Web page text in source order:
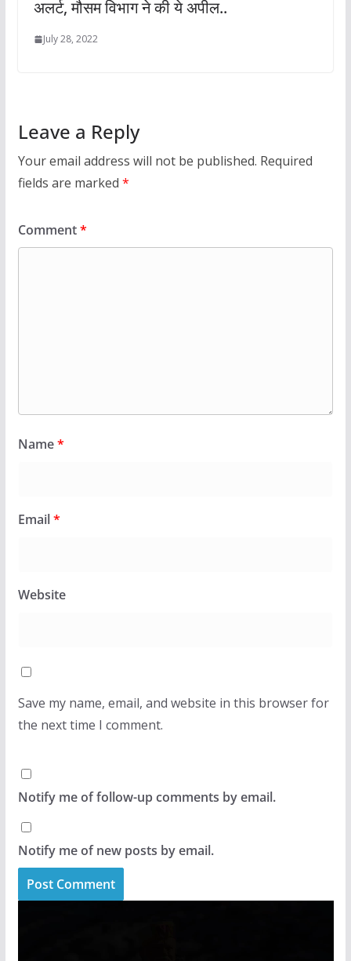
अलर्ट, मौसम विभाग ने की ये अपील..
July 28, 2022
Leave a Reply
Your email address will not be published. Required
fields are marked *
Comment*
Name*
Email*
Website
Save my name, email, and website in this browser for
the next time I comment.
Notify me of follow-up comments by email.
Notify me of new posts by email.